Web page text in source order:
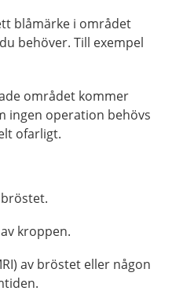
blåmärke i området
behöver. Till exempel
området kommer
ingen operation behövs
ofarligt.
kroppen.
av bröstet eller någon